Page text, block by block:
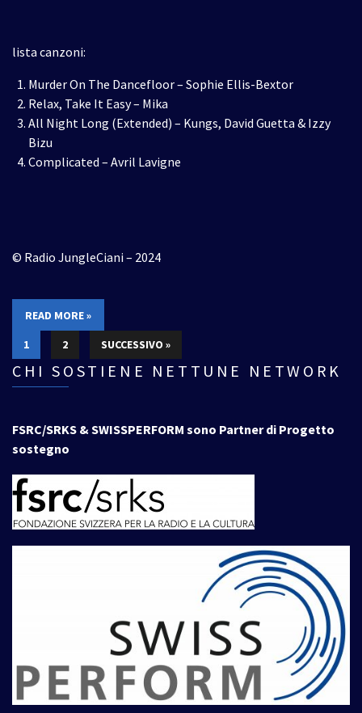
lista canzoni:
Murder On The Dancefloor – Sophie Ellis-Bextor
Relax, Take It Easy – Mika
All Night Long (Extended) – Kungs, David Guetta & Izzy
Bizu
Complicated – Avril Lavigne
© Radio JungleCiani – 2024
READ MORE »
1
2 SUCCESSIVO »
CHI SOSTIENE NETTUNE NETWORK
FSRC/SRKS & SWISSPERFORM sono Partner di Progetto
sostegno